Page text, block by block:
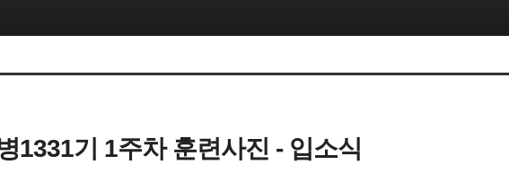
1331기 1주차 훈련사진 - 입소식